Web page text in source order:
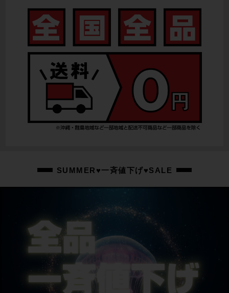
ULTEGRA 6800
リアディレイラー
ULTEGRA 6800
ULTEGRA R8000
ブレーキキャリパー
シートポスト
Cannondale
SUMMER♥一斉値下げ♥SALE